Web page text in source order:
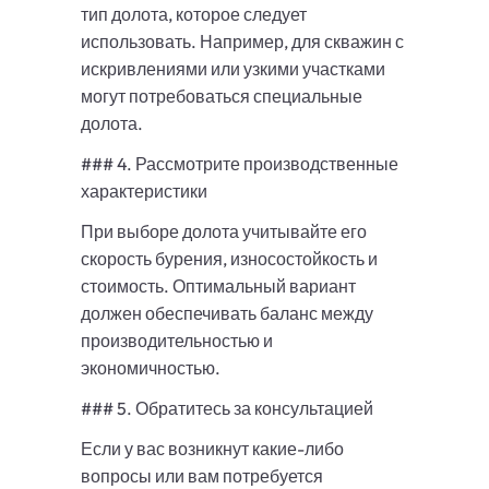
тип долота, которое следует
использовать. Например, для скважин с
искривлениями или узкими участками
могут потребоваться специальные
долота.
### 4. Рассмотрите производственные
характеристики
При выборе долота учитывайте его
скорость бурения, износостойкость и
стоимость. Оптимальный вариант
должен обеспечивать баланс между
производительностью и
экономичностью.
### 5. Обратитесь за консультацией
Если у вас возникнут какие-либо
вопросы или вам потребуется